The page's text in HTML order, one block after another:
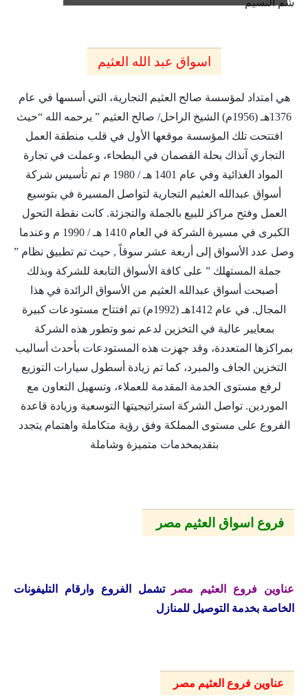
اسواق عبد الله العثيم
هي امتداد لمؤسسة صالح العثيم التجارية، التي أسسها في عام
1376هـ (1956م) الشيخ الراحل/ صالح العثيم ” يرحمه الله “حيث
افتتحت تلك المؤسسة موقعها الأول في قلب منطقة العمل
التجاري آنذاك بحلة القصمان في البطحاء، وعملت في تجارة
المواد الغذائية وفي عام 1401 هـ / 1980 م تم تأسيس شركة
أسواق عبدالله العثيم التجارية لتواصل المسيرة في بتوسيع
العمل وفتح مراكز للبيع بالجملة والتجزئة. كانت نقطة التحول
الكبرى في مسيرة الشركة في العام 1410 هـ / 1990 م وعندما
وصل عدد الأسواق إلى أربعة عشر سوقاً , حيث تم تطبيق نظام ”
جملة المستهلك ” على كافة الأسواق التابعة للشركة وبذلك
أصبحت أسواق عبدالله العثيم من الأسواق الرائدة في هذا
المجال. في عام 1412هـ (1992م) تم افتتاح مستودعات كبيرة
بمعايير عالية في التخزين لدعم نمو وتطور هذه الشركة
بمراكزها المتعددة، وقد جهزت هذه المستودعات بأحدث أساليب
التخزين الجاف والمبرد، كما تم زيادة أسطول سيارات التوزيع
لرفع مستوى الخدمة المقدمة للعملاء، وتسهيل التعاون مع
الموردين. تواصل الشركة استراتيجيتها التوسعية وزيادة قاعدة
الفروع على مستوى المملكة وفق رؤية متكاملة واهتمام يتجدد
بتقديمخدمات متميزة وشاملة
فروع اسواق العثيم مصر
عناوين فروع العثيم مصر
تشمل الفروع وارقام التليفونات
الخاصة بخدمة التوصيل للمنازل
عناوين فروع العثيم مصر